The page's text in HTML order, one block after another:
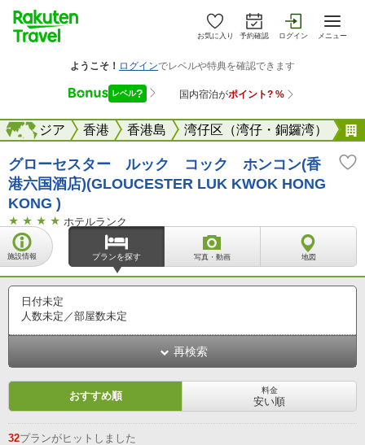
お気に入り 予約確認 ログイン メニュー
海外アジア 香港 香港島 湾仔区（湾仔・銅鑼湾）
海外
グローセスター ルック コック ホンコン(香
港六国酒店)(GLOUCESTER LUK KWOK HONG
KONG )
ホテルランク
施設情報 プランを探す 写真・動画 地図
日付未定
人数未定／部屋数未定
再検索
おすすめ順 料金
安い順
32プランがヒットしました